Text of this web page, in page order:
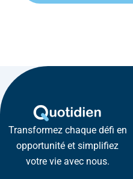
Transformez chaque défi en
opportunité et simplifiez
votre vie avec nous.